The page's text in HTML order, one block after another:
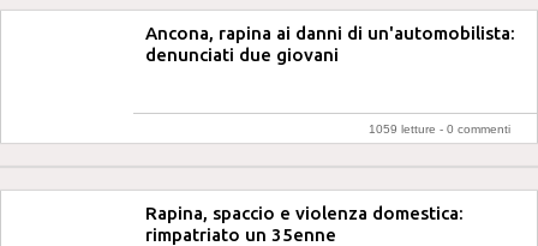
Ancona, rapina ai danni di un'automobilista:
denunciati due giovani
1059 letture - 0 commenti
Rapina, spaccio e violenza domestica:
rimpatriato un 35enne